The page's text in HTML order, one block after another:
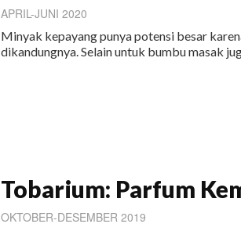
APRIL-JUNI 2020
Minyak kepayang punya potensi besar
dikandungnya. Selain untuk bumbu masak
Tobarium: Parfum
OKTOBER-DESEMBER 2019